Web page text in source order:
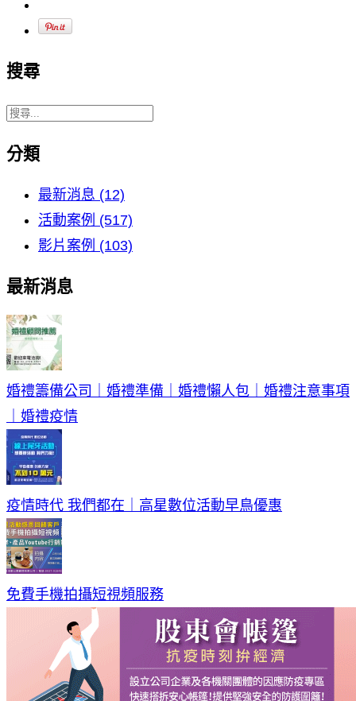
搜尋
分類
最新消息 (12)
活動案例 (517)
影片案例 (103)
最新消息
婚禮籌備公司｜婚禮準備｜婚禮懶人包｜婚禮注意事項
｜婚禮疫情
疫情時代 我們都在｜高星數位活動早鳥優惠
免費手機拍攝短視頻服務